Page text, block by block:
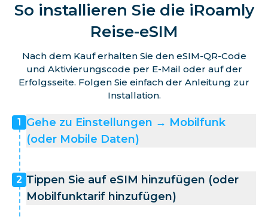
So installieren Sie die iRoamly
Reise-eSIM
Nach dem Kauf erhalten Sie den eSIM-QR-Code
und Aktivierungscode per E-Mail oder auf der
Erfolgsseite. Folgen Sie einfach der Anleitung zur
Installation.
1 Gehe zu Einstellungen → Mobilfunk
(oder Mobile Daten)
2 Tippen Sie auf eSIM hinzufügen (oder
Mobilfunktarif hinzufügen)